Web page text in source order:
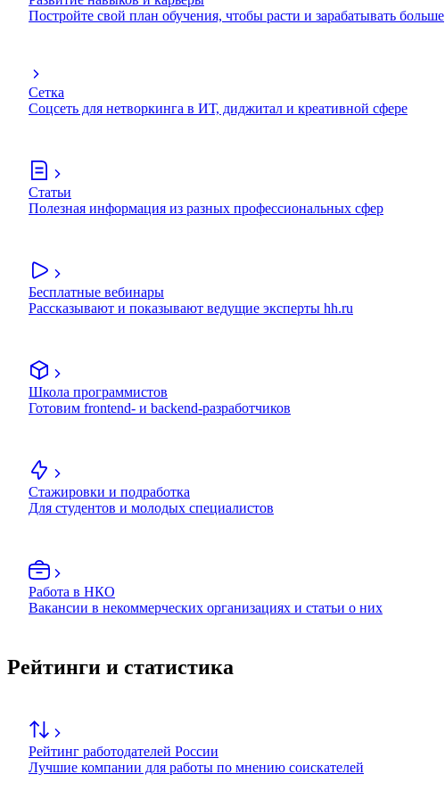
Постройте свой план обучения, чтобы расти и зарабатывать больше
Сетка
Соцсеть для нетворкинга в ИТ, диджитал и креативной сфере
Статьи
Полезная информация из разных профессиональных сфер
Бесплатные вебинары
Рассказывают и показывают ведущие эксперты hh.ru
Школа программистов
Готовим frontend- и backend-разработчиков
Стажировки и подработка
Для студентов и молодых специалистов
Работа в НКО
Вакансии в некоммерческих организациях и статьи о них
Рейтинги и статистика
Рейтинг работодателей России
Лучшие компании для работы по мнению соискателей